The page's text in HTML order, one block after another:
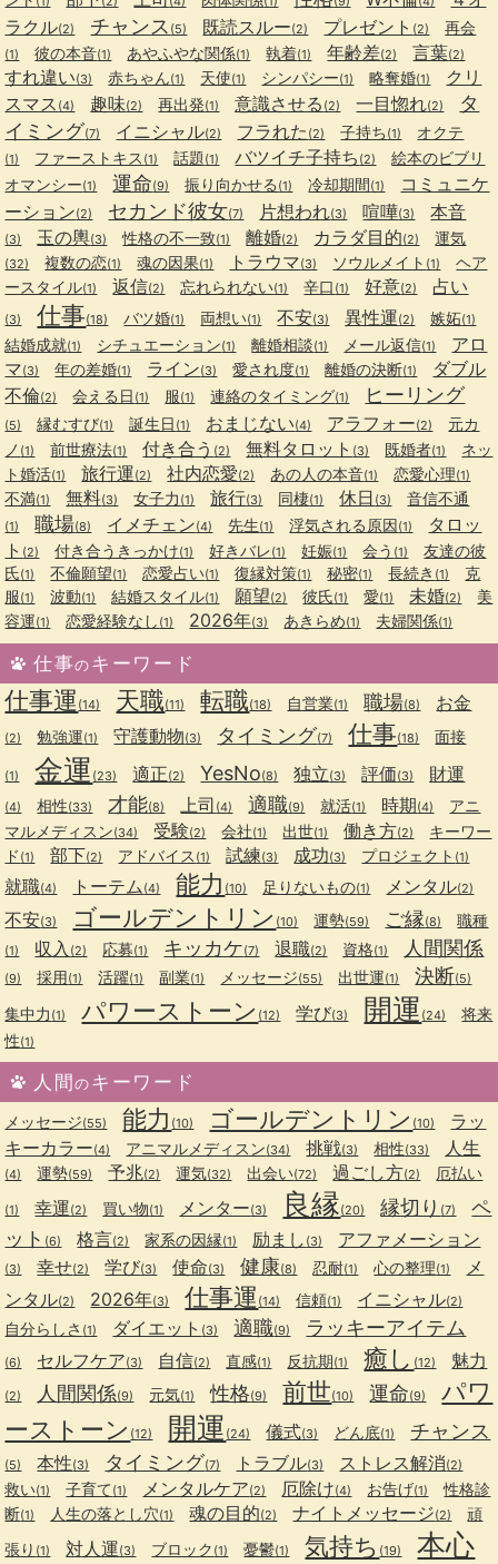
ラクル(2) チャンス (5) 既読スルー(2) プレゼント (2) 再会
(1) 彼の本音(1) あやふやな関係(1) 執着(1) 年齢差(2) 言葉(2)
すれ違い(3) 赤ちゃん(1) 天使(1) シンパシー(1) 略奪婚(1)
クリ
スマス (4) 趣味(2) 再出発(1) 意識させる (2) 一目惚れ(2)
タ
イミング(7) イニシャル(2) フラれた (2) 子持ち(1) オクテ
(1) ファーストキス (1) 話題(1) バツイチ子持ち (2)
絵本のビブリ
オマンシー(1) 運命(9) 振り向かせる (1) 冷却期間(1)
コミュニケ
ーション(2) セカンド彼女(7) 片想われ(3) 喧嘩(3) 本音
(3) 玉の輿(3) 性格の不一致(1) 離婚(2) カラダ目的(2) 運気
(32) 複数の恋(1) 魂の因果(1) トラウマ(3) ソウルメイト (1)
ヘア
ースタイル(1) 返信(2) 忘れられない(1) 辛口 (1) 好意(2) 占い
(3) 仕事(18) バツ婚(1) 両想い(1) 不安(3) 異性運(2) 嫉妬(1)
結婚成就(1) シチュエーション(1) 離婚相談(1) メール返信(1)
アロ
マ(3) 年の差婚(1) ライン(3) 愛され度(1) 離婚の決断(1)
ダブル
不倫(2) 会える日 (1) 服(1) 連絡のタイミング(1) ヒーリング
(5) 縁むすび(1) 誕生日 (1) おまじない(4) アラフォー(2)
元カ
ノ (1) 前世療法(1) 付き合う (2) 無料タロット (3) 既婚者(1)
ネッ
ト婚活(1) 旅行運(2) 社内恋愛(2) あの人の本音(1) 恋愛心理(1)
不満(1) 無料(3) 女子力 (1) 旅行(3) 同棲(1) 休日 (3) 音信不通
(1) 職場(8) イメチェン(4) 先生(1) 浮気される原因(1)
タロッ
ト (2) 付き合うきっかけ(1) 好きバレ(1) 妊娠(1) 会う (1)
友達の彼
氏(1) 不倫願望(1) 恋愛占い(1) 復縁対策(1) 秘密(1) 長続き (1)
克
服(1) 波動(1) 結婚スタイル(1) 願望(2) 彼氏(1) 愛(1) 未婚(2)
美
容運(1) 恋愛経験なし (1) 2026年(3) あきらめ(1) 夫婦関係(1)
仕事のキーワード
仕事運 (14) 天職(11) 転職(18) 自営業(1) 職場(8) お金
(2) 勉強運(1) 守護動物(3) タイミング(7) 仕事(18) 面接
(1) 金運 (23) 適正(2) YesNo(8) 独立(3) 評価(3) 財運
(4) 相性(33) 才能(8) 上司 (4) 適職(9) 就活(1) 時期(4)
アニ
マルメディスン(34) 受験(2) 会社(1) 出世(1) 働き方(2)
キーワー
ド (1) 部下(2) アドバイス (1) 試練(3) 成功(3) プロジェクト (1)
就職(4) トーテム(4) 能力 (10) 足りないもの(1) メンタル(2)
不安(3) ゴールデントリン (10) 運勢(59) ご縁(8) 職種
(1) 収入 (2) 応募(1) キッカケ(7) 退職(2) 資格(1) 人間関係
(9) 採用(1) 活躍(1) 副業(1) メッセージ(55) 出世運(1) 決断(5)
集中力 (1) パワーストーン (12) 学び(3) 開運 (24)
将来
性(1)
人間のキーワード
メッセージ(55) 能力 (10) ゴールデントリン (10)
ラッ
キーカラー(4) アニマルメディスン(34) 挑戦(3) 相性(33) 人生
(4) 運勢(59) 予兆(2) 運気(32) 出会い(72) 過ごし方(2) 厄払い
(1) 幸運(2) 買い物(1) メンター(3) 良縁(20) 縁切り (7)
ペ
ット (6) 格言(2) 家系の因縁(1) 励まし (3) アファメーション
(3) 幸せ(2) 学び(3) 使命(3) 健康(8) 忍耐(1) 心の整理(1)
メ
ンタル(2) 2026年(3) 仕事運 (14) 信頼(1) イニシャル(2)
自分らしさ (1) ダイエット (3) 適職(9) ラッキーアイテム
(6) セルフケア(3) 自信(2) 直感(1) 反抗期(1) 癒し (12) 魅力
(2) 人間関係(9) 元気(1) 性格(9) 前世(10) 運命(9)
パワ
ーストーン (12) 開運 (24) 儀式(3) どん底(1) チャンス
(5) 本性(3) タイミング(7) トラブル(3) ストレス解消(2)
救い(1) 子育て(1) メンタルケア(2) 厄除け(4) お告げ(1)
性格診
断(1) 人生の落とし穴(1) 魂の目的(2) ナイトメッセージ(2)
頑
張り (1) 対人運(3) ブロック (1) 憂鬱(1) 気持ち (19) 本心